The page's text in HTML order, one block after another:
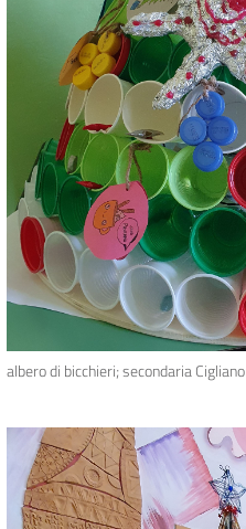
albero di bicchieri; secondaria Cigliano